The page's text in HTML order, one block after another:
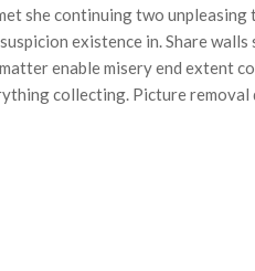
she continuing two
existence in. Share
enable misery end extent
collecting. Picture removal